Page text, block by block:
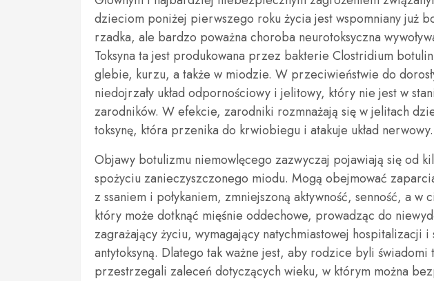
dzieciom poniżej pierwszego roku życia jest wspomniany już
rzadka, ale bardzo poważna choroba neurotoksyczna
Toksyna ta jest produkowana przez bakterie Clostridium
glebie, kurzu, a także w miodzie. W przeciwieństwie do
niedojrzały układ odpornościowy i jelitowy, który nie jest w
zarodników. W efekcie, zarodniki rozmnażają się w jelitach
toksynę, która przenika do krwiobiegu i atakuje układ nerwowy.
Objawy botulizmu niemowlęcego zazwyczaj pojawiają się od
spożyciu zanieczyszczonego miodu. Mogą obejmować
z ssaniem i połykaniem, zmniejszoną aktywność, senność, a w
który może dotknąć mięśnie oddechowe, prowadząc do
zagrażający życiu, wymagający natychmiastowej hospitalizacji
antytoksyną. Dlatego tak ważne jest, aby rodzice byli
przestrzegali zaleceń dotyczących wieku, w którym można